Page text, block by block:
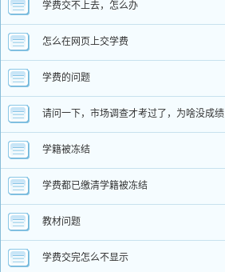
学费交不上去，怎么办
怎么在网页上交学费
学费的问题
请问一下，市场调查才考过了，为啥没成绩
学籍被冻结
学费都已缴清学籍被冻结
教材问题
学费交完怎么不显示